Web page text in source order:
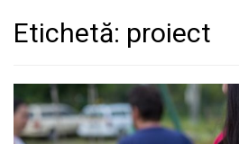
Etichetă: proiect